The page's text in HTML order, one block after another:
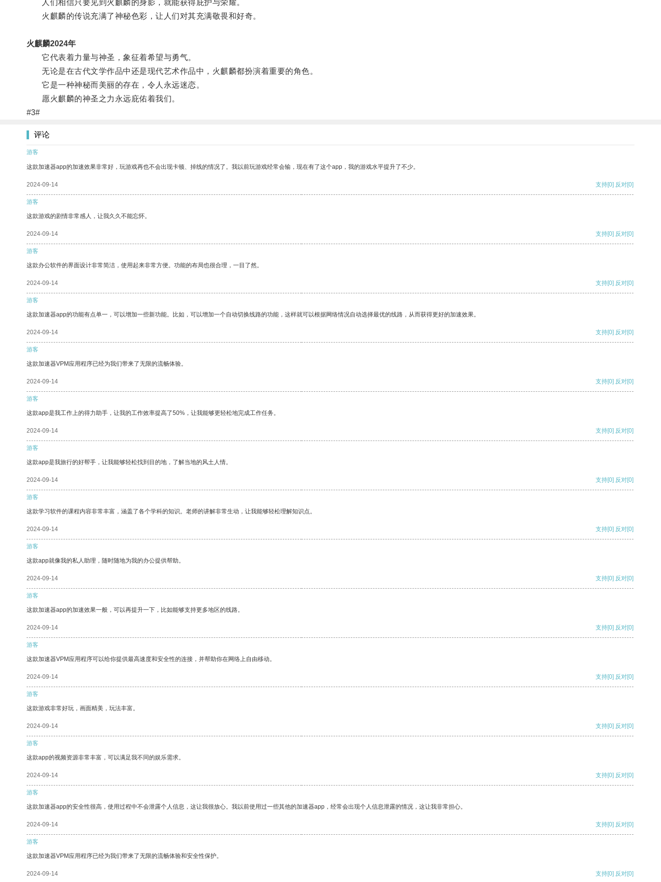
人们相信只要见到火麒麟的身影，就能获得庇护与荣耀。
火麒麟的传说充满了神秘色彩，让人们对其充满敬畏和好奇。
火麒麟2024年
它代表着力量与神圣，象征着希望与勇气。
无论是在古代文学作品中还是现代艺术作品中，火麒麟都扮演着重要的角色。
它是一种神秘而美丽的存在，令人永远迷恋。
愿火麒麟的神圣之力永远庇佑着我们。
#3#
评论
游客
这款加速器app的加速效果非常好，玩游戏再也不会出现卡顿、掉线的情况了。我以前玩游戏经常会输，现在有了这个app，我的游戏水平提升了不少。
2024-09-14 支持[0] 反对[0]
游客
这款游戏的剧情非常感人，让我久久不能忘怀。
2024-09-14 支持[0] 反对[0]
游客
这款办公软件的界面设计非常简洁，使用起来非常方便。功能的布局也很合理，一目了然。
2024-09-14 支持[0] 反对[0]
游客
这款加速器app的功能有点单一，可以增加一些新功能。比如，可以增加一个自动切换线路的功能，这样就可以根据网络情况自动选择最优的线路，从而获得更好的加速效果。
2024-09-14 支持[0] 反对[0]
游客
这款加速器VPM应用程序已经为我们带来了无限的流畅体验。
2024-09-14 支持[0] 反对[0]
游客
这款app是我工作上的得力助手，让我的工作效率提高了50%，让我能够更轻松地完成工作任务。
2024-09-14 支持[0] 反对[0]
游客
这款app是我旅行的好帮手，让我能够轻松找到目的地，了解当地的风土人情。
2024-09-14 支持[0] 反对[0]
游客
这款学习软件的课程内容非常丰富，涵盖了各个学科的知识。老师的讲解非常生动，让我能够轻松理解知识点。
2024-09-14 支持[0] 反对[0]
游客
这款app就像我的私人助理，随时随地为我的办公提供帮助。
2024-09-14 支持[0] 反对[0]
游客
这款加速器app的加速效果一般，可以再提升一下，比如能够支持更多地区的线路。
2024-09-14 支持[0] 反对[0]
游客
这款加速器VPM应用程序可以给你提供最高速度和安全性的连接，并帮助你在网络上自由移动。
2024-09-14 支持[0] 反对[0]
游客
这款游戏非常好玩，画面精美，玩法丰富。
2024-09-14 支持[0] 反对[0]
游客
这款app的视频资源非常丰富，可以满足我不同的娱乐需求。
2024-09-14 支持[0] 反对[0]
游客
这款加速器app的安全性很高，使用过程中不会泄露个人信息，这让我很放心。我以前使用过一些其他的加速器app，经常会出现个人信息泄露的情况，这让我非常担心。
2024-09-14 支持[0] 反对[0]
游客
这款加速器VPM应用程序已经为我们带来了无限的流畅体验和安全性保护。
2024-09-14 支持[0] 反对[0]